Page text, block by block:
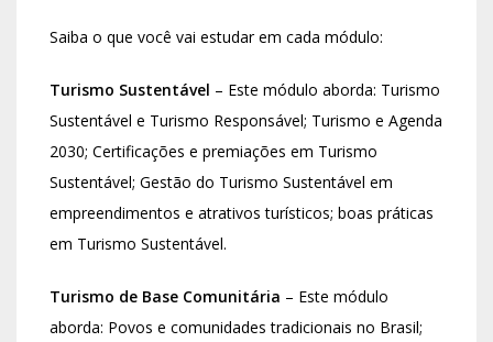
Saiba o que você vai estudar em cada módulo:
Turismo Sustentável – Este módulo aborda: Turismo
Sustentável e Turismo Responsável; Turismo e Agenda
2030; Certificações e premiações em Turismo
Sustentável; Gestão do Turismo Sustentável em
empreendimentos e atrativos turísticos; boas práticas
em Turismo Sustentável.
Turismo de Base Comunitária – Este módulo
aborda: Povos e comunidades tradicionais no Brasil;